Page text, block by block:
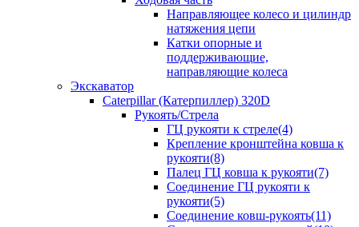
Направляющее колесо и цилиндр
натяжения цепи
Катки опорные и
поддерживающие,
направляющие колеса
Экскаватор
Caterpillar (Катерпиллер) 320D
Рукоять/Стрела
ГЦ рукояти к стреле(4)
Крепление кронштейна ковша к
рукояти(8)
Палец ГЦ ковша к рукояти(7)
Соединение ГЦ рукояти к
рукояти(5)
Соединение ковш-рукоять(11)